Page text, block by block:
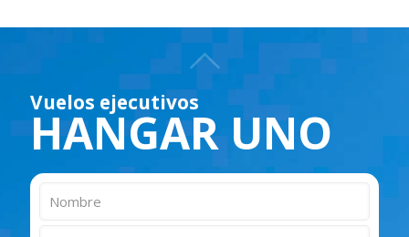
Vuelos ejecutivos
HANGAR UNO